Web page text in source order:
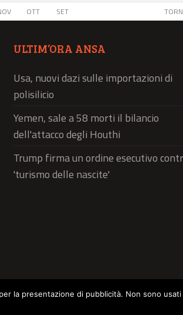
OTT SET
ULTIM’ORA ANSA
Usa, nuovi dazi sulle importazioni di
polisilicio
Yemen, sale a 58 morti il bilancio
dell'attacco degli Houthi
Trump firma un ordine esecutivo
'turismo delle nascite'
la presentazione di pubblicità. Non sono